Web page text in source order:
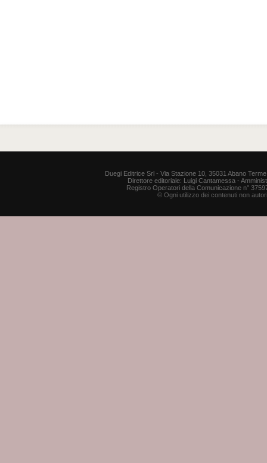
Duegi Editrice Srl - Via Stazione 10, 35031 Abano
Direttore editoriale: Luigi Cantamessa -
Registro Operatori della Comunicazione n°
© Ogni utilizzo dei contenuti non